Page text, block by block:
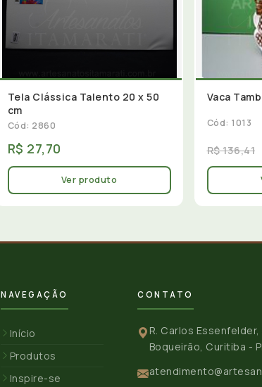
Tela Clássica Talento 20 x 50
cm
Cód: 2860
R$ 27,70
Ver produto
Vaca
Cód: 1013
R$ 136,41
NAVEGAÇÃO
Início
Produtos
Inspire-se
CONTATO
R. Carlos Essenfelder,
Boqueirão, Curitiba -